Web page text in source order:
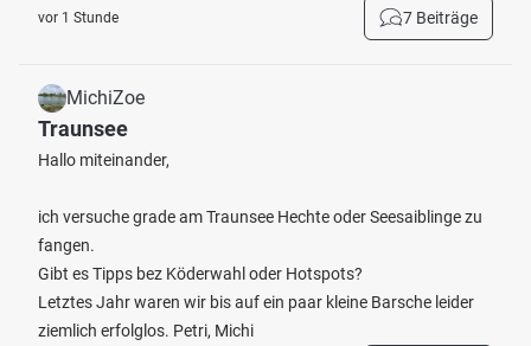
vor 1 Stunde 7 Beiträge
MichiZoe
Traunsee
Hallo miteinander,
ich versuche grade am Traunsee Hechte oder Seesaiblinge zu
fangen.
Gibt es Tipps bez Köderwahl oder Hotspots?
Letztes Jahr waren wir bis auf ein paar kleine Barsche leider
ziemlich erfolglos. Petri, Michi